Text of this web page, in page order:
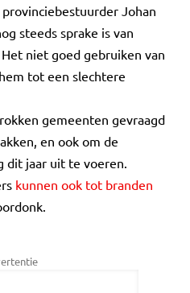
Johan
steeds sprake is van
niet goed gebruiken van
tot een slechtere
gemeenten gevraagd
en ook om de
dit jaar uit te voeren.
kunnen ook tot branden